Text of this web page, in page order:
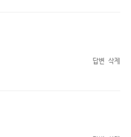
답변 삭제